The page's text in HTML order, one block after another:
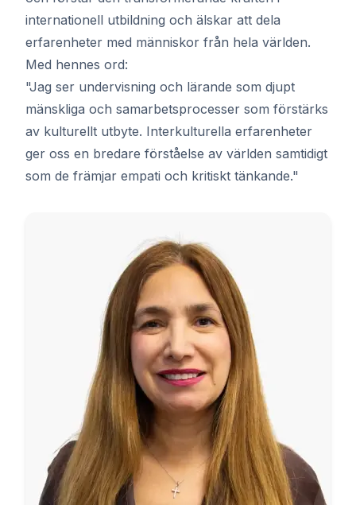
internationell utbildning och älskar att dela
erfarenheter med människor från hela världen.
Med hennes ord:
"Jag ser undervisning och lärande som djupt
mänskliga och samarbetsprocesser som förstärks
av kulturellt utbyte. Interkulturella erfarenheter
ger oss en bredare förståelse av världen samtidigt
som de främjar empati och kritiskt tänkande."